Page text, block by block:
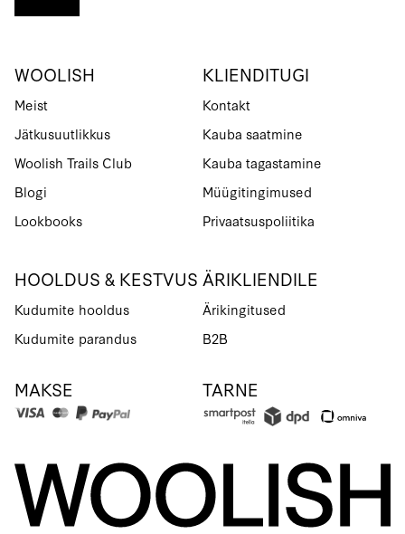
WOOLISH
Meist
Jätkusuutlikkus
Woolish Trails Club
Blogi
Lookbooks
HOOLDUS & KESTVUS
Kudumite hooldus
Kudumite parandus
KLIENDITUGI
Kontakt
Kauba saatmine
Kauba tagastamine
Müügitingimused
Privaatsuspoliitika
ÄRIKLIENDILE
Ärikingitused
B2B
MAKSE TARNE